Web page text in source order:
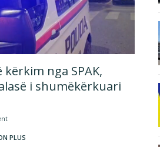
nga SPAK,
i shumëkërkuari
PLUS